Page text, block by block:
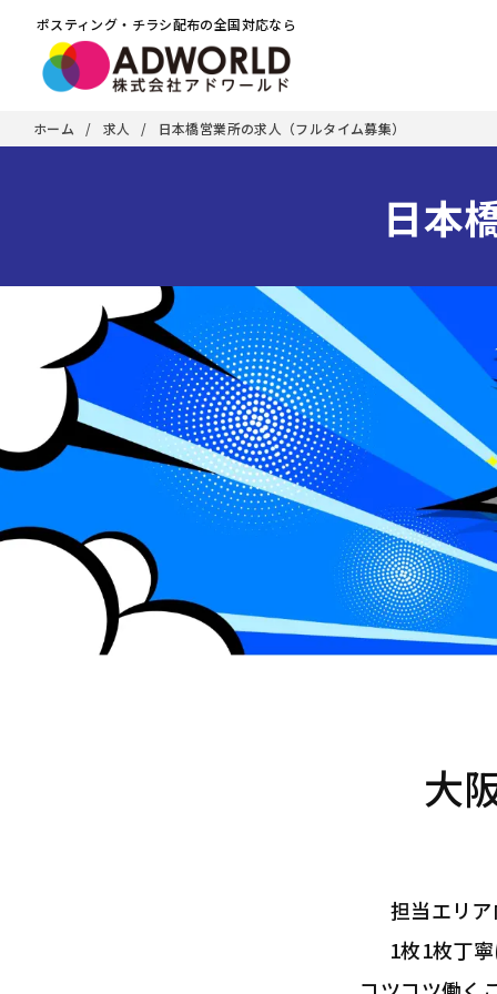
ポスティング・チラシ配布の全国対応なら
ホーム 求人 日本橋営業所の求人（フルタイム募集）
日本
大
担当エリ
1枚1枚丁